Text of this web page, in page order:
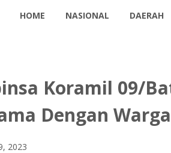
HOME NASIONAL DAERAH
Koramil 09/
Dengan
2023